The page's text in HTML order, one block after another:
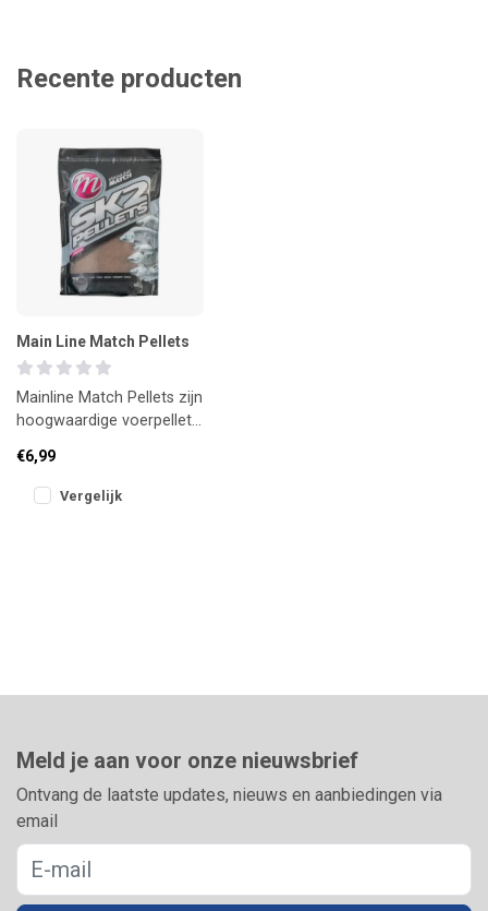
Recente producten
Main Line Match Pellets
Mainline Match Pellets zijn
hoogwaardige voerpellets
gecontroleerde werking.
€6,99
Vergelijk
Meld je aan voor onze nieuwsbrief
Ontvang de laatste updates, nieuws en aanbiedingen via
email